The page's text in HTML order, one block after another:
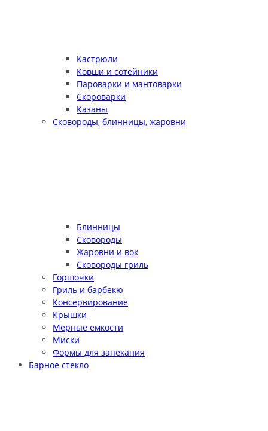
Кастрюли
Ковши и сотейники
Пароварки и мантоварки
Скороварки
Казаны
Сковороды, блинницы, жаровни
Блинницы
Сковороды
Жаровни и вок
Сковороды гриль
Горшочки
Гриль и барбекю
Консервирование
Крышки
Мерные емкости
Миски
Формы для запекания
Барное стекло